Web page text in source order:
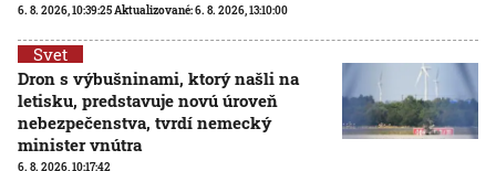
6. 8. 2026, 10:39:25Aktualizované:6. 8. 2026, 13:10:00
Svet
Dron s výbušninami, ktorý našli na
letisku, predstavuje novú úroveň
nebezpečenstva, tvrdí nemecký
minister vnútra
6. 8. 2026, 10:17:42